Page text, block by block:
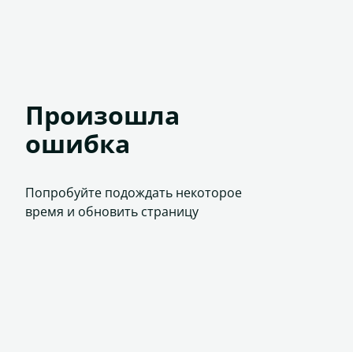
Произошла
ошибка
Попробуйте подождать некоторое
время и обновить страницу